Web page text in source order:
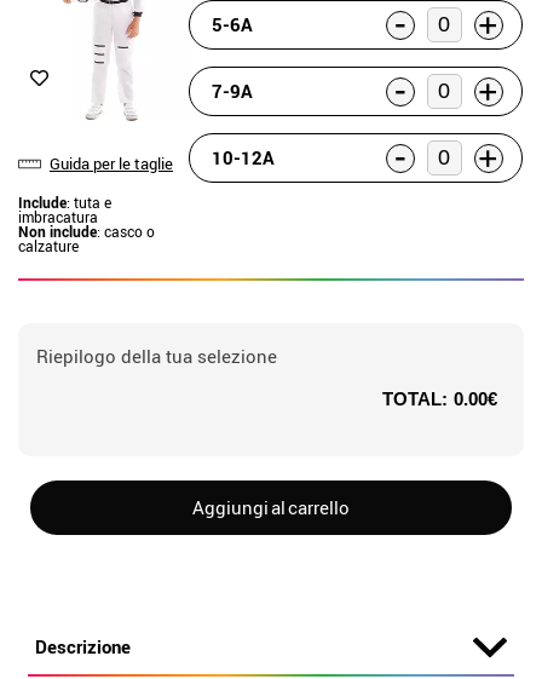
Guida per le taglie
Include: tuta e
imbracatura
Non include: casco o
calzature
5-6A - +
7-9A - +
10-12A - +
Riepilogo della tua selezione
TOTAL: 0.00€
Aggiungi al carrello
Descrizione